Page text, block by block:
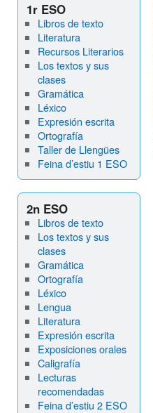
1r ESO
Libros de texto
Literatura
Recursos Literarios
Los textos y sus
clases
Gramática
Léxico
Expresión escrita
Ortografía
Taller de Llengües
Feina d’estiu 1 ESO
2n ESO
Libros de texto
Los textos y sus
clases
Gramática
Ortografía
Léxico
Lengua
Literatura
Expresión escrita
Exposiciones orales
Caligrafía
Lecturas
recomendadas
Feina d’estiu 2 ESO